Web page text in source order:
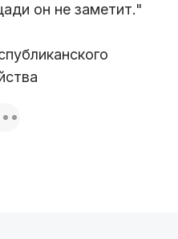
он не заметит."